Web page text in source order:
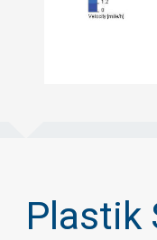
Plastik